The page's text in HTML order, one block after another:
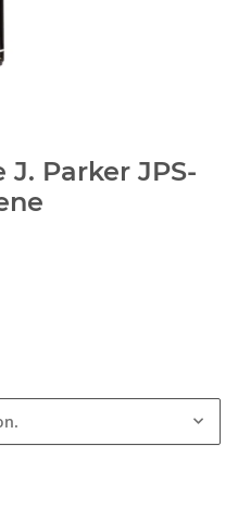
Parker JPS-